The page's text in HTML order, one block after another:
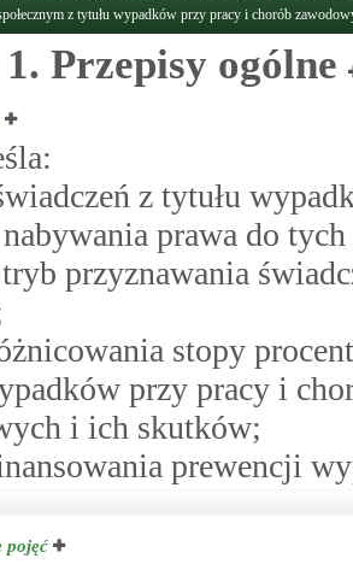
z tytułu wypadków przy pracy i chorób
Przepisy ogólne
z tytułu
prawa do
przyznawania
stopy
przy pracy i
i ich skutków;
prewencji
pojęć